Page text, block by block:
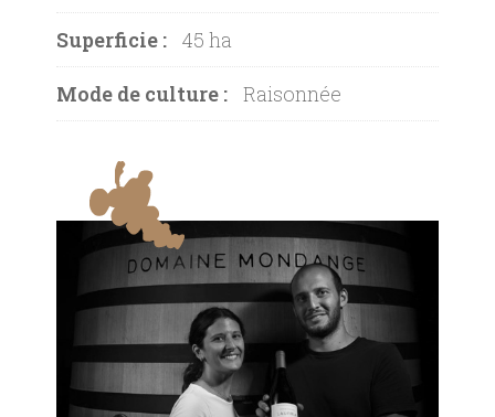
Superficie : 45 ha
Mode de culture : Raisonnée